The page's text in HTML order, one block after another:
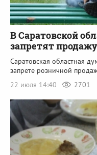
В Саратовской
запретят
Саратовская областная
запрете розничной
22 июля 14:40
2701